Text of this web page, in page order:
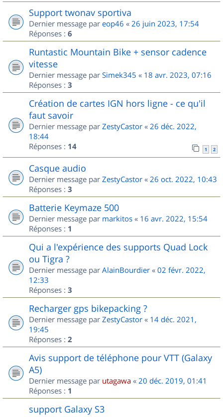
Support twonav sportiva
Dernier message par eop46 « 26 juin 2023, 17:54
Réponses : 6
Runtastic Mountain Bike + sensor cadence
vitesse
Dernier message par Simek345 « 18 avr. 2023, 07:16
Réponses : 3
Création de cartes IGN hors ligne - ce qu'il
faut savoir
Dernier message par ZestyCastor « 26 déc. 2022,
18:44
Réponses : 14 1 2
Casque audio
Dernier message par ZestyCastor « 26 oct. 2022, 10:43
Réponses : 3
Batterie Keymaze 500
Dernier message par markitos « 16 avr. 2022, 15:54
Réponses : 1
Qui a l'expérience des supports Quad Lock
ou Tigra ?
Dernier message par AlainBourdier « 02 févr. 2022,
12:33
Réponses : 3
Recharger gps bikepacking ?
Dernier message par ZestyCastor « 14 déc. 2021,
19:45
Réponses : 2
Avis support de téléphone pour VTT (Galaxy
A5)
Dernier message par utagawa « 20 déc. 2019, 01:41
Réponses : 1
support Galaxy S3